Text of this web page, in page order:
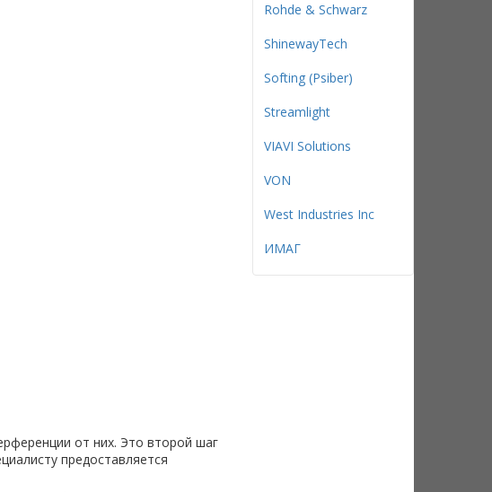
от них. Это второй шаг
предоставляется
Rohde & Schwarz
ShinewayTech
Softing (Psiber)
Streamlight
VIAVI Solutions
VON
West Industries Inc
ИМАГ